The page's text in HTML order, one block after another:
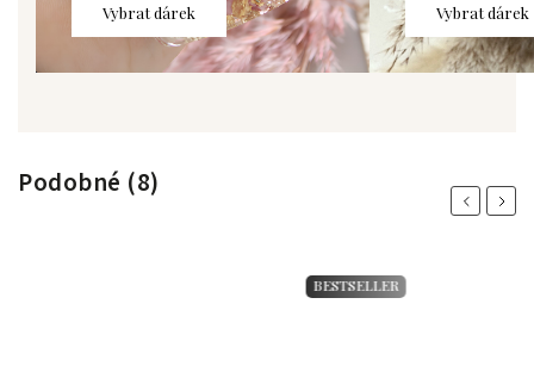
Vybrat dárek Vybrat dárek
Podobné (8)
Previous
BESTSELLER
Next